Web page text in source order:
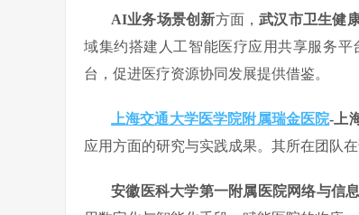
AI业务场景创新方面，武汉市卫生健
域集约搭建人工智能医疗应用共享服务
台，促进医疗资源协同发展提供借鉴。
上海交通大学医学院附属瑞金医院-上
应用方面的研究与实践成果。其所在团队
安徽医科大学第一附属医院网络与信